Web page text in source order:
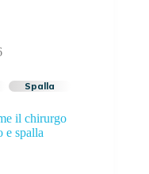
Spalla
il chirurgo
e spalla